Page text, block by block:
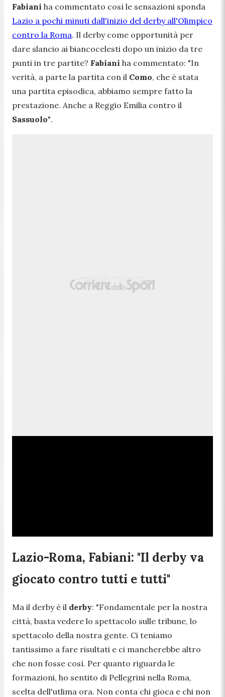
Fabiani ha commentato così le sensazioni sponda
Lazio a pochi minuti dall'inizio del derby all'Olimpico
contro la Roma. Il derby come opportunità per
dare slancio ai biancocelesti dopo un inizio da tre
punti in tre partite? Fabiani ha commentato: "In
verità, a parte la partita con il Como, che è stata
una partita episodica, abbiamo sempre fatto la
prestazione. Anche a Reggio Emilia contro il
Sassuolo".
Lazio-Roma, Fabiani: "Il derby va
giocato contro tutti e tutti"
Ma il derby è il derby: "Fondamentale per la nostra
città, basta vedere lo spettacolo sulle tribune, lo
spettacolo della nostra gente. Ci teniamo
tantissimo a fare risultati e ci mancherebbe altro
che non fosse così. Per quanto riguarda le
formazioni, ho sentito di Pellegrini nella Roma,
scelta dell'utlima ora. Non conta chi gioca e chi non